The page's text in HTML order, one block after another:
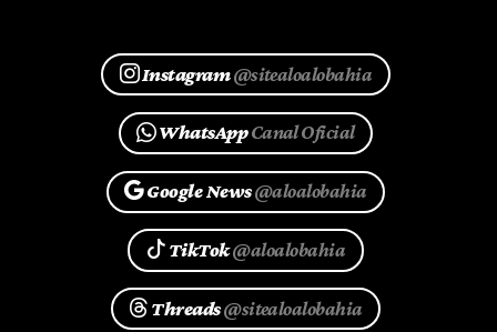
Instagram@sitealoalobahia
WhatsAppCanal Oficial
Google News@aloalobahia
TikTok@aloalobahia
Threads@sitealoalobahia